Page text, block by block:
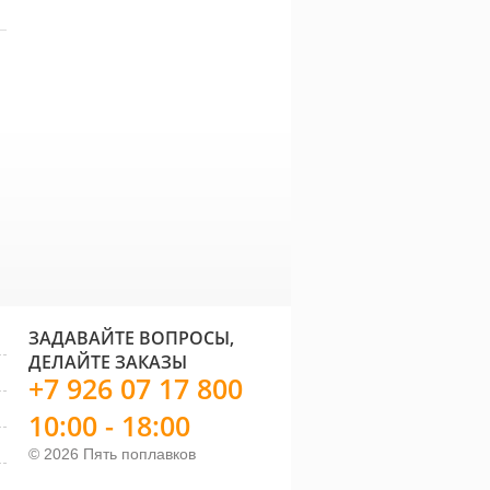
© 2026 Пять поплавков
ЗАДАВАЙТЕ ВОПРОСЫ,
ДЕЛАЙТЕ ЗАКАЗЫ
+7 926 07 17 800
10:00 - 18:00